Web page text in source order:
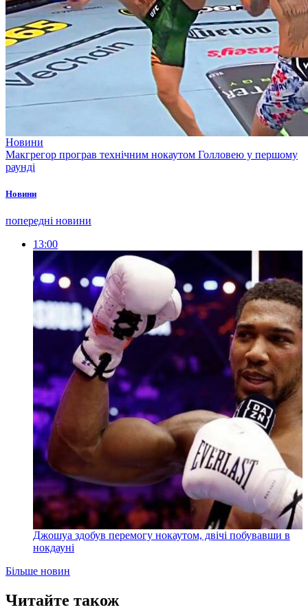
Новини
Макгрегор програв технічним нокаутом Голловею у першому
раунді
Новини
попередні новини
13:00
Джошуа здобув перемогу нокаутом, двічі побувавши в
нокдауні
Більше новин
Читайте також